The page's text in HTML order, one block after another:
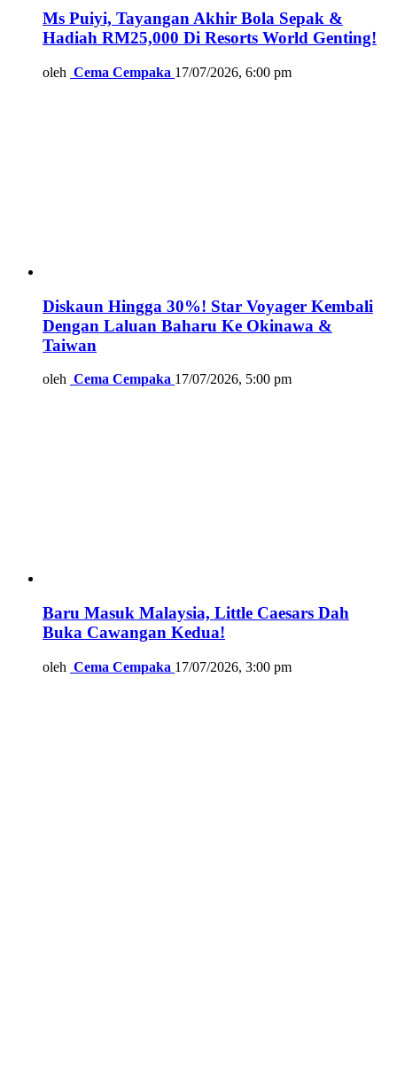
Ms Puiyi, Tayangan Akhir Bola Sepak &
Hadiah RM25,000 Di Resorts World Genting!
oleh Cema Cempaka 17/07/2026, 6:00 pm
Diskaun Hingga 30%! Star Voyager Kembali
Dengan Laluan Baharu Ke Okinawa &
Taiwan
oleh Cema Cempaka 17/07/2026, 5:00 pm
Baru Masuk Malaysia, Little Caesars Dah
Buka Cawangan Kedua!
oleh Cema Cempaka 17/07/2026, 3:00 pm